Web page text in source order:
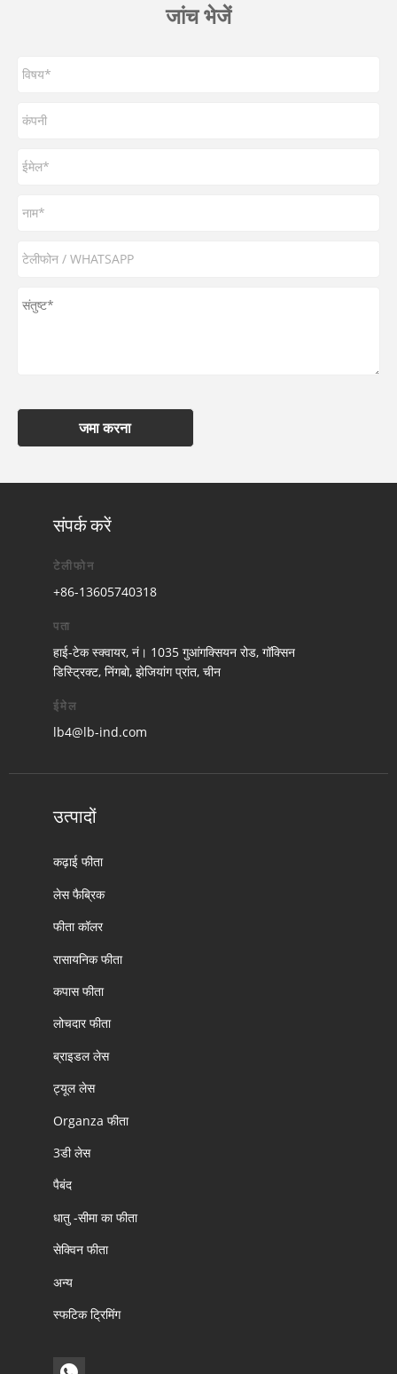
जांच भेजें
जमा करना
संपर्क करें
टेलीफोन
+86-13605740318
पता
हाई-टेक स्क्वायर, नं। 1035 गुआंगक्सियन रोड, गॉक्सिन
डिस्ट्रिक्ट, निंगबो, झेजियांग प्रांत, चीन
ईमेल
lb4@lb-ind.com
उत्पादों
कढ़ाई फीता
लेस फैब्रिक
फीता कॉलर
रासायनिक फीता
कपास फीता
लोचदार फीता
ब्राइडल लेस
ट्यूल लेस
Organza फीता
3डी लेस
पैबंद
धातु -सीमा का फीता
सेक्विन फीता
अन्य
स्फटिक ट्रिमिंग